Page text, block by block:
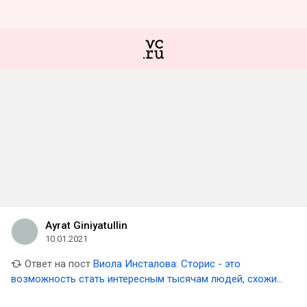
Ayrat Giniyatullin
10.01.2021
Ответ на пост Виола Инсталова: Сторис - это
возможность стать интересным тысячам людей, схожих